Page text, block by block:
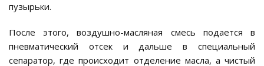
пузырьки.
После этого, воздушно-масляная смесь подается в
пневматический отсек и дальше в специальный
сепаратор, где происходит отделение масла, а чистый